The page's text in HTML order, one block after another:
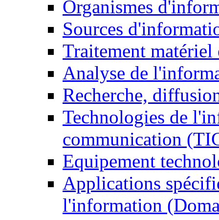
Organismes
Sources
Traitement matériel
Analyse de
Recherche,
Technologies de
communication
Equipement
Applications
l'information